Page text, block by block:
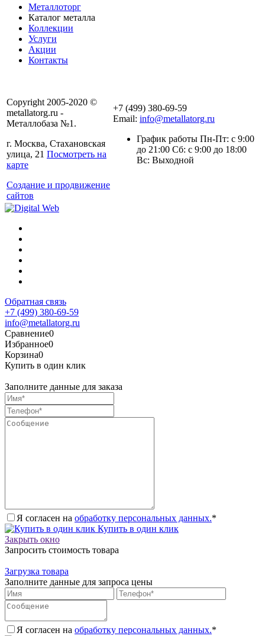
Металлоторг
Каталог металла
Коллекции
Услуги
Акции
Контакты
Copyright 2005-2020 ©
metallatorg.ru -
Металлобаза №1.
г. Москва, Стахановская
улица, 21 Посмотреть на
карте
Создание и продвижение
сайтов
+7 (499) 380-69-59
Email: info@metallatorg.ru
График работы Пн-Пт: с 9:00
до 21:00 Сб: с 9:00 до 18:00
Вс: Выходной
Обратная связь
+7 (499) 380-69-59
info@metallatorg.ru
Сравнение0
Избранное0
Корзина0
Купить в один клик
Заполните данные для заказа
Я согласен на обработку персональных данных.*
Купить в один клик
Закрыть окно
Запросить стоимость товара
Загрузка товара
Заполните данные для запроса цены
Я согласен на обработку персональных данных.*